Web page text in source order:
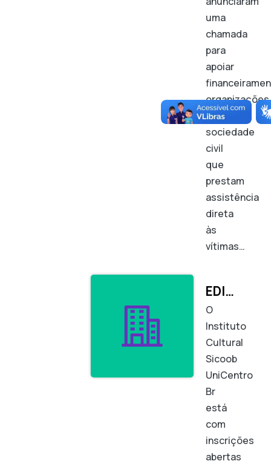
uma
chamada
para
apoiar
organizações
da
sociedade
civil
que
prestam
assistência
direta
às
vítimas…
EDITAL PARA SELEÇÃO DE PROJETOS
O
Instituto
Cultural
Sicoob
UniCentro
Br
está
com
inscrições
abertas